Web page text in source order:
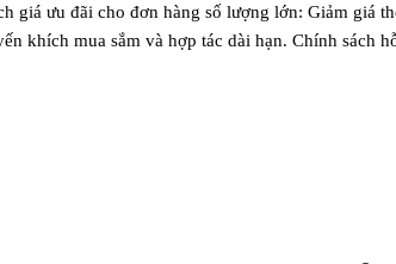
giá ưu đãi cho đơn hàng số lượng lớn: Giảm giá
khích mua sắm và hợp tác dài hạn. Chính